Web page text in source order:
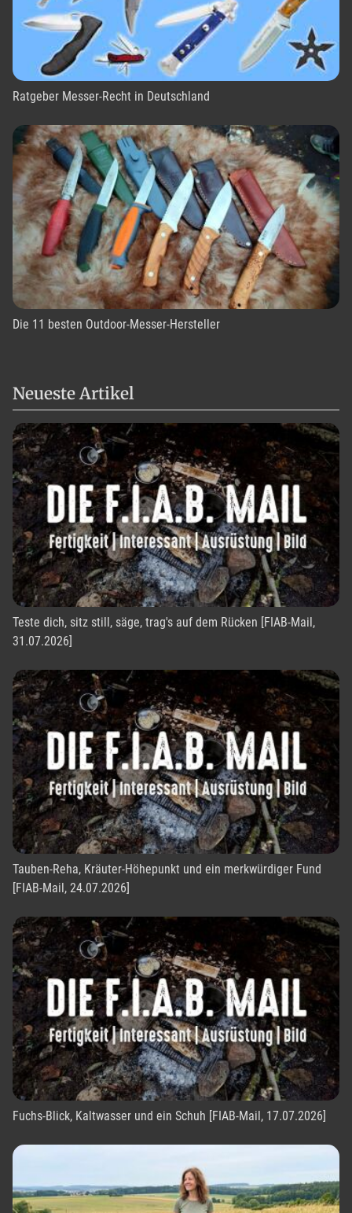
Ratgeber Messer-Recht in Deutschland
Die 11 besten Outdoor-Messer-Hersteller
Neueste Artikel
Teste dich, sitz still, säge, trag's auf dem Rücken [FIAB-Mail,
31.07.2026]
Tauben-Reha, Kräuter-Höhepunkt und ein merkwürdiger Fund
[FIAB-Mail, 24.07.2026]
Fuchs-Blick, Kaltwasser und ein Schuh [FIAB-Mail, 17.07.2026]